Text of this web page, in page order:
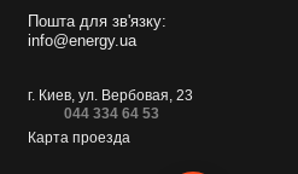
Пошта для зв'язку:
info@energy.ua
г. Киев, ул. Вербовая, 23
044 334 64 53
Карта проезда